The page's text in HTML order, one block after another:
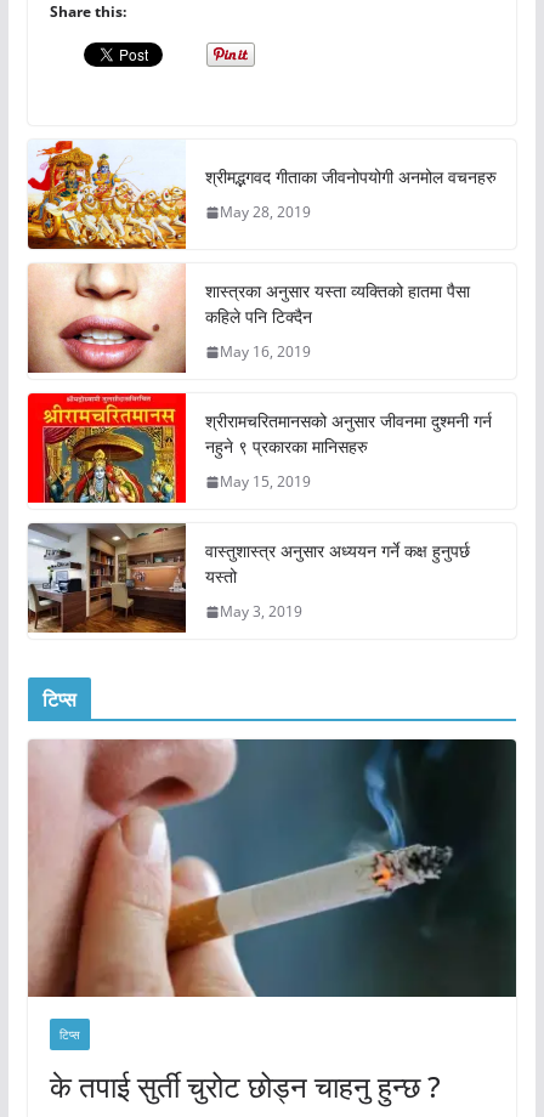
Share this:
श्रीमद्भगवद गीताका जीवनोपयोगी अनमोल वचनहरु
May 28, 2019
शास्त्रका अनुसार यस्ता व्यक्तिको हातमा पैसा
कहिले पनि टिक्दैन
May 16, 2019
श्रीरामचरितमानसको अनुसार जीवनमा दुश्मनी गर्न
नहुने ९ प्रकारका मानिसहरु
May 15, 2019
वास्तुशास्त्र अनुसार अध्ययन गर्ने कक्ष हुनुपर्छ
यस्तो
May 3, 2019
टिप्स
टिप्स
के तपाई सुर्ती चुरोट छोड्न चाहनु हुन्छ ?